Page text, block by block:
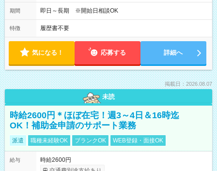
期間 即日～長期 ※開始日相談OK
特徴 履歴書不要
気になる！ 応募する 詳細へ
掲載日：2026.08.07
未読
時給2600円＊ほぼ在宅！週3～4日＆16時迄
OK！補助金申請のサポート業務
派遣 職種未経験OK ブランクOK WEB登録・面接OK
給与
時給2600円